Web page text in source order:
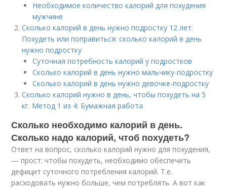
Необходимое количество калорий для похудения
мужчине
Сколько калорий в день нужно подростку 12 лет.
Похудеть или поправиться: сколько калорий в день
нужно подростку
Суточная потребность калорий у подростков
Сколько калорий в день нужно мальчику-подростку
Сколько калорий в день нужно девочке-подростку
Сколько калорий нужно в день, чтобы похудеть на 5
кг. Метод 1 из 4: Бумажная работа
Сколько необходимо калорий в день.
Сколько надо калорий, чтоб похудеть?
Ответ на вопрос, сколько калорий нужно для похудения,
— прост: чтобы похудеть, необходимо обеспечить
дефицит суточного потребления калорий. Т.е.
расходовать нужно больше, чем потреблять. А вот как